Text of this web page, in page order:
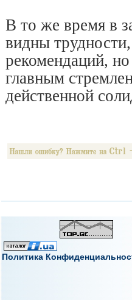
В то же время в
видны
рекомендаций,
главным
действенной
Политика